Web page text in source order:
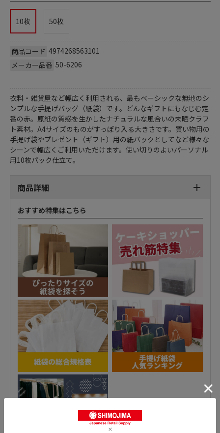
10枚 50枚
商品コード 4974268563101
メーカー品番 50-6206
衣料・雑貨屋など幅広く利用される、最もベーシックな無地のシ
ンプルな手提げバッグ（紙袋）です。どんなギフトにもなじむ定
番の赤。原紙の質感を生かしたナチュラルな風合いの未晒クラフ
ト素材。A4サイズのものがすっぽり入る大きさです。買い物用の
手提げ袋やプレゼント（ギフト）用の紙バックとしてなど様々な
シーンで幅広くご利用いただけます。使い切りのよいパーソナル
用10枚パック仕立て。
商品詳細
おすすめ特集はこちら